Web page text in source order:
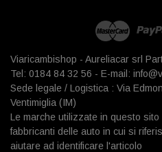
Viaricambishop - Aureliacar srl
Tel: 0184 84 32 56 - E-mail:
Sede legale / Logistica : Via
Ventimiglia (IM)
Le marche utilizzate in questo
fabbricanti delle auto in cui si
aiutare ad identificare l'articolo